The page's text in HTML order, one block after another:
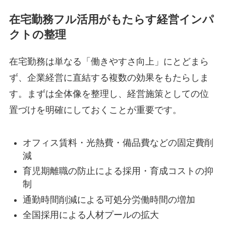
在宅勤務フル活用がもたらす経営インパ
クトの整理
在宅勤務は単なる「働きやすさ向上」にとどまら
ず、企業経営に直結する複数の効果をもたらしま
す。まずは全体像を整理し、経営施策としての位
置づけを明確にしておくことが重要です。
オフィス賃料・光熱費・備品費などの固定費削
減
育児期離職の防止による採用・育成コストの抑
制
通勤時間削減による可処分労働時間の増加
全国採用による人材プールの拡大